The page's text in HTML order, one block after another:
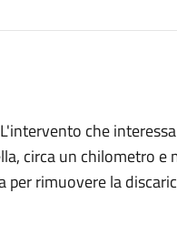
che
circa un chilometro e
rimuovere la